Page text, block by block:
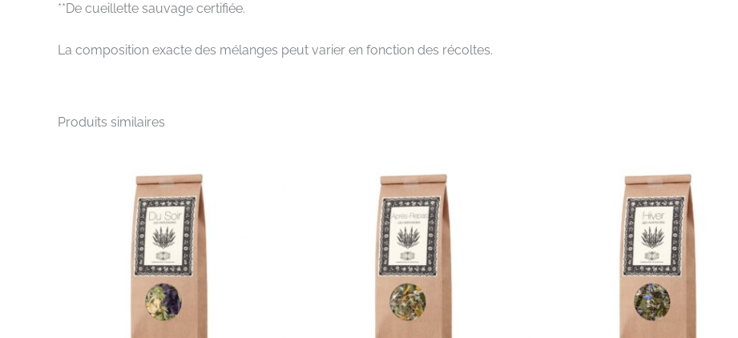
**De cueillette sauvage certifiée.
La composition exacte des mélanges peut varier en fonction des récoltes.
Produits similaires